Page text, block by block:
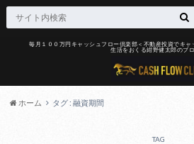
毎月１００万円キャッシュフロー倶楽部＜不動産投資でキ
生活をおくる紺野健太郎のブ
ホーム タグ : 融資期間
TAG